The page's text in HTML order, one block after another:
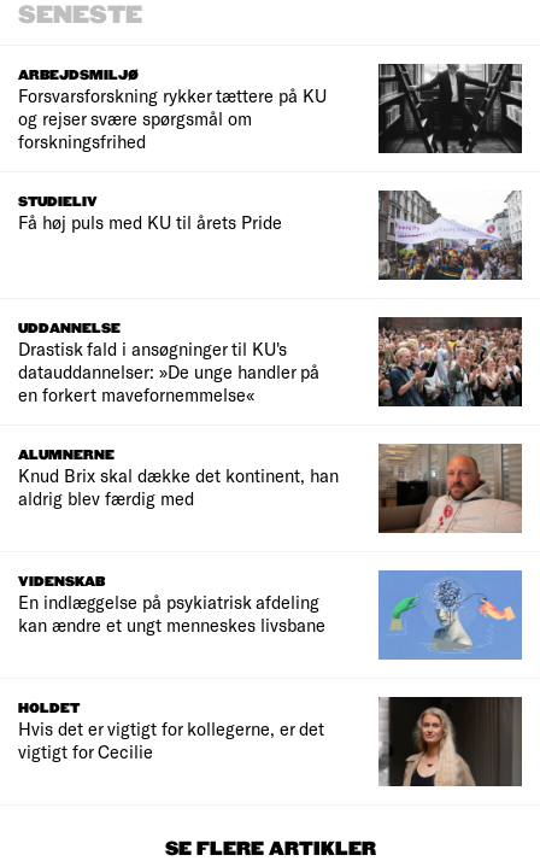
SENESTE
ARBEJDSMILJØ
Forsvarsforskning rykker tættere på KU
og rejser svære spørgsmål om
forskningsfrihed
STUDIELIV
Få høj puls med KU til årets Pride
UDDANNELSE
Drastisk fald i ansøgninger til KU's
datauddannelser: »De unge handler på
en forkert mavefornemmelse«
ALUMNERNE
Knud Brix skal dække det kontinent, han
aldrig blev færdig med
VIDENSKAB
En indlæggelse på psykiatrisk afdeling
kan ændre et ungt menneskes livsbane
HOLDET
Hvis det er vigtigt for kollegerne, er det
vigtigt for Cecilie
SE FLERE ARTIKLER